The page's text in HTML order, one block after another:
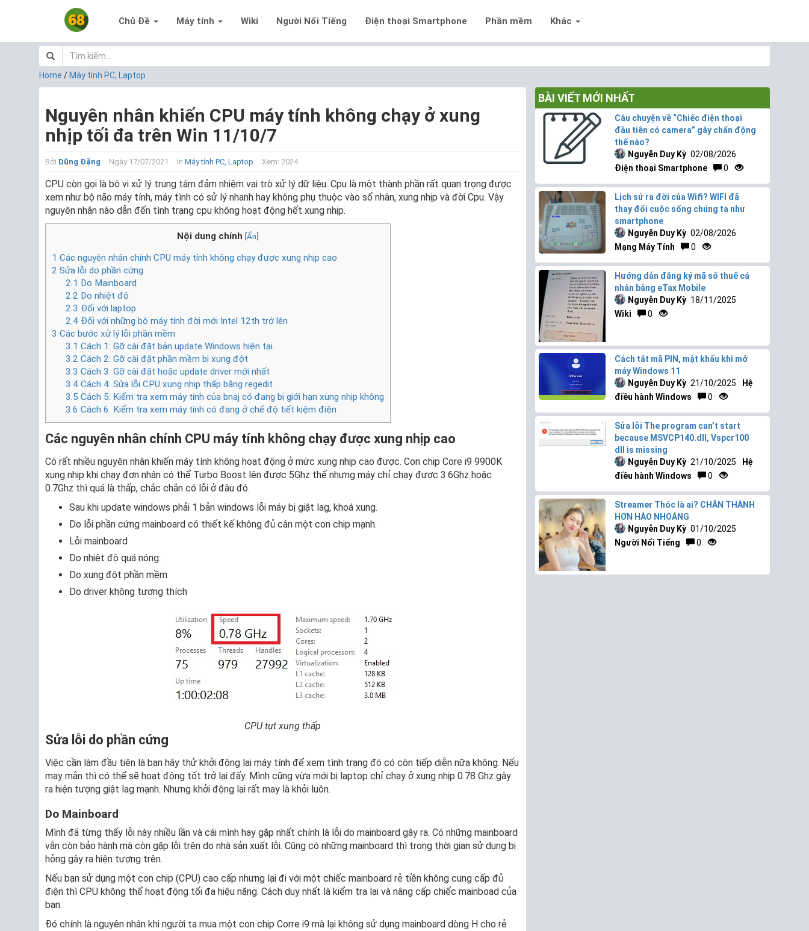
Chủ Đề Máy tính Wiki Người Nổi Tiếng Điện thoại Smartphone Phần mềm Khác
Home / Máy tính PC, Laptop
Nguyên nhân khiến CPU máy tính không chạy ở xung
nhịp tối đa trên Win 11/10/7
Bởi Dũng Đặng Ngày 17/07/2021 In Máy tính PC, Laptop Xem: 2024
CPU còn gọi là bộ vi xử lý trung tâm đảm nhiệm vai trò xử lý dữ liệu. Cpu là một thành phần rất quan trọng được
xem như bộ não máy tính, máy tình có sử lý nhanh hay không phụ thuộc vào số nhân, xung nhịp và đời Cpu. Vậy
nguyên nhân nào dẫn đến tình trạng cpu không hoạt động hết xung nhịp.
Nội dung chính [Ẩn]
1 Các nguyên nhân chính CPU máy tính không chạy được xung nhịp cao
2 Sửa lỗi do phần cứng
2.1 Do Mainboard
2.2 Do nhiệt độ
2.3 Đối với laptop
2.4Đối với những bộ máy tính đời mới Intel 12th trở lên
3 Các bước xử lý lỗi phần mềm
3.1 Cách 1: Gỡ cài đặt bản update Windows hiện tại.
3.2 Cách 2: Gỡ cài đặt phần mềm bị xung đột
3.3 Cách 3: Gỡ cài đặt hoặc update driver mới nhất
3.4Cách 4: Sửa lỗi CPU xung nhịp thấp bằng regedit
3.5 Cách 5: Kiểm tra xem máy tính của bnaj có đang bị giới hạn xung nhịp không
3.6 Cách 6: Kiểm tra xem máy tính có đang ở chế độ tiết kiệm điện
Các nguyên nhân chính CPU máy tính không chạy được xung nhịp cao
Có rất nhiều nguyên nhân khiến máy tính không hoạt động ở mức xung nhịp cao được. Con chip Core i9 9900K
xung nhịp khi chạy đơn nhân có thể Turbo Boost lên được 5Ghz thế nhưng máy chỉ chạy được 3.6Ghz hoặc
0.7Ghz thì quá là thấp, chắc chắn có lỗi ở đâu đó.
Sau khi update windows phải 1 bản windows lỗi máy bị giật lag, khoá xung.
Do lỗi phần cứng mainboard có thiết kế không đủ cân một con chip mạnh.
Lỗi mainboard
Do nhiệt độ quá nóng:
Do xung đột phần mềm
Do driver không tương thích
CPU tụt xung thấp
Sửa lỗi do phần cứng
Việc cần làm đầu tiên là bạn hãy thử khởi động lại máy tính để xem tình trạng đó có còn tiếp diễn nữa không. Nếu
may mắn thì có thể sẽ hoạt động tốt trở lại đấy. Mình cũng vừa mới bị laptop chỉ chạy ở xung nhịp 0.78 Ghz gây
ra hiện tượng giật lag mạnh. Nhưng khởi động lại rất may là khỏi luôn.
Do Mainboard
Mình đã từng thấy lỗi này nhiều lần và cái mình hay gặp nhất chính là lỗi do mainboard gây ra. Có những mainboard
vẫn còn bảo hành mà còn gặp lỗi trên do nhà sản xuất lỗi. Cũng có những mainboard thì trong thời gian sử dụng bị
hỏng gây ra hiện tượng trên.
Nếu bạn sử dụng một con chip (CPU) cao cấp nhưng lại đi với một chiếc mainboard rẻ tiền không cung cấp đủ
điện thì CPU không thể hoạt động tối đa hiệu năng. Cách duy nhất là kiểm tra lại và nâng cấp chiếc mainboad của
bạn.
Đó chính là nguyên nhân khi người ta mua một con chip Corre i9 mà lại không sử dụng mainboard dòng H cho rẻ
BÀI VIẾT MỚI NHẤT
Câu chuyện về “Chiếc điện thoại
đầu tiên có camera” gây chấn động
thế nào?
Nguyễn Duy Kỳ 02/08/2026
Điện thoại Smartphone
0
Lịch sử ra đời của Wifi? WIFI đã
thay đổi cuộc sống chúng ta như
smartphone
Nguyễn Duy Kỳ 02/08/2026
Mạng Máy Tính
0
Hướng dẫn đăng ký mã số thuế cá
nhân bằng eTax Mobile
Nguyễn Duy Kỳ 18/11/2025
Wiki
0
Cách tắt mã PIN, mật khẩu khi mở
máy Windows 11
Nguyễn Duy Kỳ 21/10/2025
Hệ
điều hành Windows
0
Sửa lỗi The program can’t start
because MSVCP140.dll, Vspcr100
dll is missing
Nguyễn Duy Kỳ 21/10/2025
Hệ
điều hành Windows
0
Streamer Thóc là ai? CHÂN THÀNH
HƠN HÀO NHOÁNG
Nguyễn Duy Kỳ 01/10/2025
Người Nổi Tiếng
0